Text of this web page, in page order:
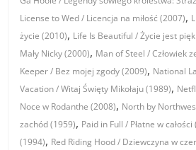
License to Wed / Licencja na miłość (2007),
życie (2010), Life Is Beautiful / Życie jest
Mały Nicky (2000), Man of Steel / Człowiek
Keeper / Bez mojej zgody (2009), National
Vacation / Witaj Święty Mikołaju (1989),
Noce w Rodanthe (2008), North by
zachód (1959), Paid in Full / Płatne w całości
(1994), Red Riding Hood / Dziewczyna w